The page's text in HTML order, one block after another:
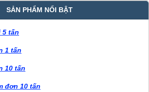
SẢN PHẨM NỔI BẬT
5 tấn
1 tấn
10 tấn
đơn 10 tấn